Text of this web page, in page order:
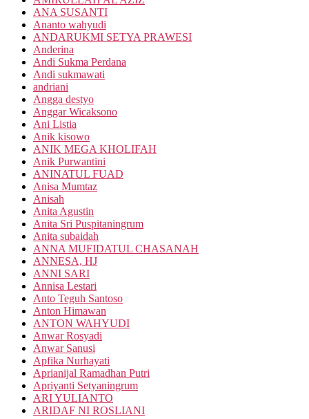
ANA SUSANTI
Ananto wahyudi
ANDARUKMI SETYA PRAWESI
Anderina
Andi Sukma Perdana
Andi sukmawati
andriani
Angga destyo
Anggar Wicaksono
Ani Listia
Anik kisowo
ANIK MEGA KHOLIFAH
Anik Purwantini
ANINATUL FUAD
Anisa Mumtaz
Anisah
Anita Agustin
Anita Sri Puspitaningrum
Anita subaidah
ANNA MUFIDATUL CHASANAH
ANNESA, HJ
ANNI SARI
Annisa Lestari
Anto Teguh Santoso
Anton Himawan
ANTON WAHYUDI
Anwar Rosyadi
Anwar Sanusi
Apfika Nurhayati
Aprianijal Ramadhan Putri
Apriyanti Setyaningrum
ARI YULIANTO
ARIDAF NI ROSLIANI